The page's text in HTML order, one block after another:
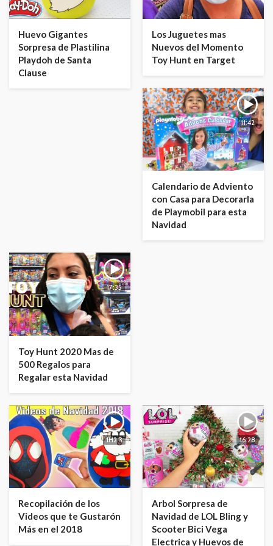
Huevo Gigantes
Sorpresa de Plastilina
Playdoh de Santa
Clause
Los Juguetes mas
Nuevos del Momento
Toy Hunt en Target
11:42
Calendario de Adviento
con Casa para Decorarla
de Playmobil para esta
Navidad
17:35
Toy Hunt 2020 Mas de
500 Regalos para
Regalar esta Navidad
1H2:3
Recopilación de los
Videos que te Gustarón
Más en el 2018
16:28
Arbol Sorpresa de
Navidad de LOL Bling y
Scooter Bici Vega
Electrica y Huevos de